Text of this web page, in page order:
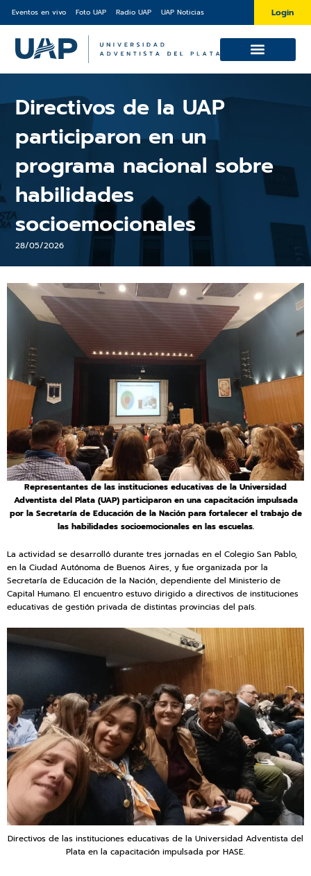
al
contenido
Eventos en vivo Foto UAP Radio UAP UAP Noticias Login
Directivos de la UAP
participaron en un
programa nacional sobre
habilidades
socioemocionales
28/05/2026
Representantes de las instituciones educativas de la Universidad
Adventista del Plata (UAP) participaron en una capacitación impulsada
por la Secretaría de Educación de la Nación para fortalecer el trabajo de
las habilidades socioemocionales en las escuelas.
La actividad se desarrolló durante tres jornadas en el Colegio San Pablo,
en la Ciudad Autónoma de Buenos Aires, y fue organizada por la
Secretaría de Educación de la Nación, dependiente del Ministerio de
Capital Humano. El encuentro estuvo dirigido a directivos de instituciones
educativas de gestión privada de distintas provincias del país.
Directivos de las instituciones educativas de la Universidad Adventista del
Plata en la capacitación impulsada por HASE.